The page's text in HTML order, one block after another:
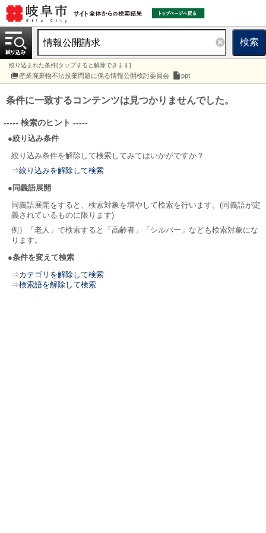
検索
絞り込まれた条件[タップすると解除できます]
産業廃棄物不法投棄問題に係る情報公開検討委員会 ppt
条件に一致するコンテンツは見つかりませんでした。
----- 検索のヒント -----
●絞り込み条件
絞り込み条件を解除して検索してみてはいかがですか？
⇒絞り込みを解除して検索
●同義語展開
同義語展開をすると、検索対象を増やして検索を行います。(同義語が定
義されているものに限ります)
例）「老人」で検索すると「高齢者」「シルバー」なども検索対象にな
ります。
●条件を変えて検索
⇒カテゴリを解除して検索
⇒検索語を解除して検索